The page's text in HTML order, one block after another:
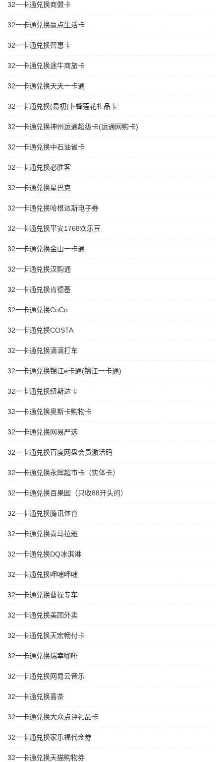
32一卡通兑换商盟卡
32一卡通兑换赢点生活卡
32一卡通兑换智惠卡
32一卡通兑换途牛商旅卡
32一卡通兑换天天一卡通
32一卡通兑换(易初)卜蜂莲花礼品卡
32一卡通兑换神州运通超级卡(运通网购卡)
32一卡通兑换中石油省卡
32一卡通兑换必胜客
32一卡通兑换星巴克
32一卡通兑换哈根达斯电子券
32一卡通兑换平安1768欢乐豆
32一卡通兑换金山一卡通
32一卡通兑换汉购通
32一卡通兑换肯德基
32一卡通兑换CoCo
32一卡通兑换COSTA
32一卡通兑换滴滴打车
32一卡通兑换锦江e卡通(锦江一卡通)
32一卡通兑换纽斯达卡
32一卡通兑换奥斯卡购物卡
32一卡通兑换网易严选
32一卡通兑换百度网盘会员激活码
32一卡通兑换永辉超市卡（实体卡）
32一卡通兑换百果园（只收88开头的）
32一卡通兑换腾讯体育
32一卡通兑换喜马拉雅
32一卡通兑换DQ冰淇淋
32一卡通兑换呷哺呷哺
32一卡通兑换曹操专车
32一卡通兑换美团外卖
32一卡通兑换天宏畅付卡
32一卡通兑换瑞幸咖啡
32一卡通兑换网易云音乐
32一卡通兑换喜茶
32一卡通兑换大众点评礼品卡
32一卡通兑换家乐福代金券
32一卡通兑换天猫购物券